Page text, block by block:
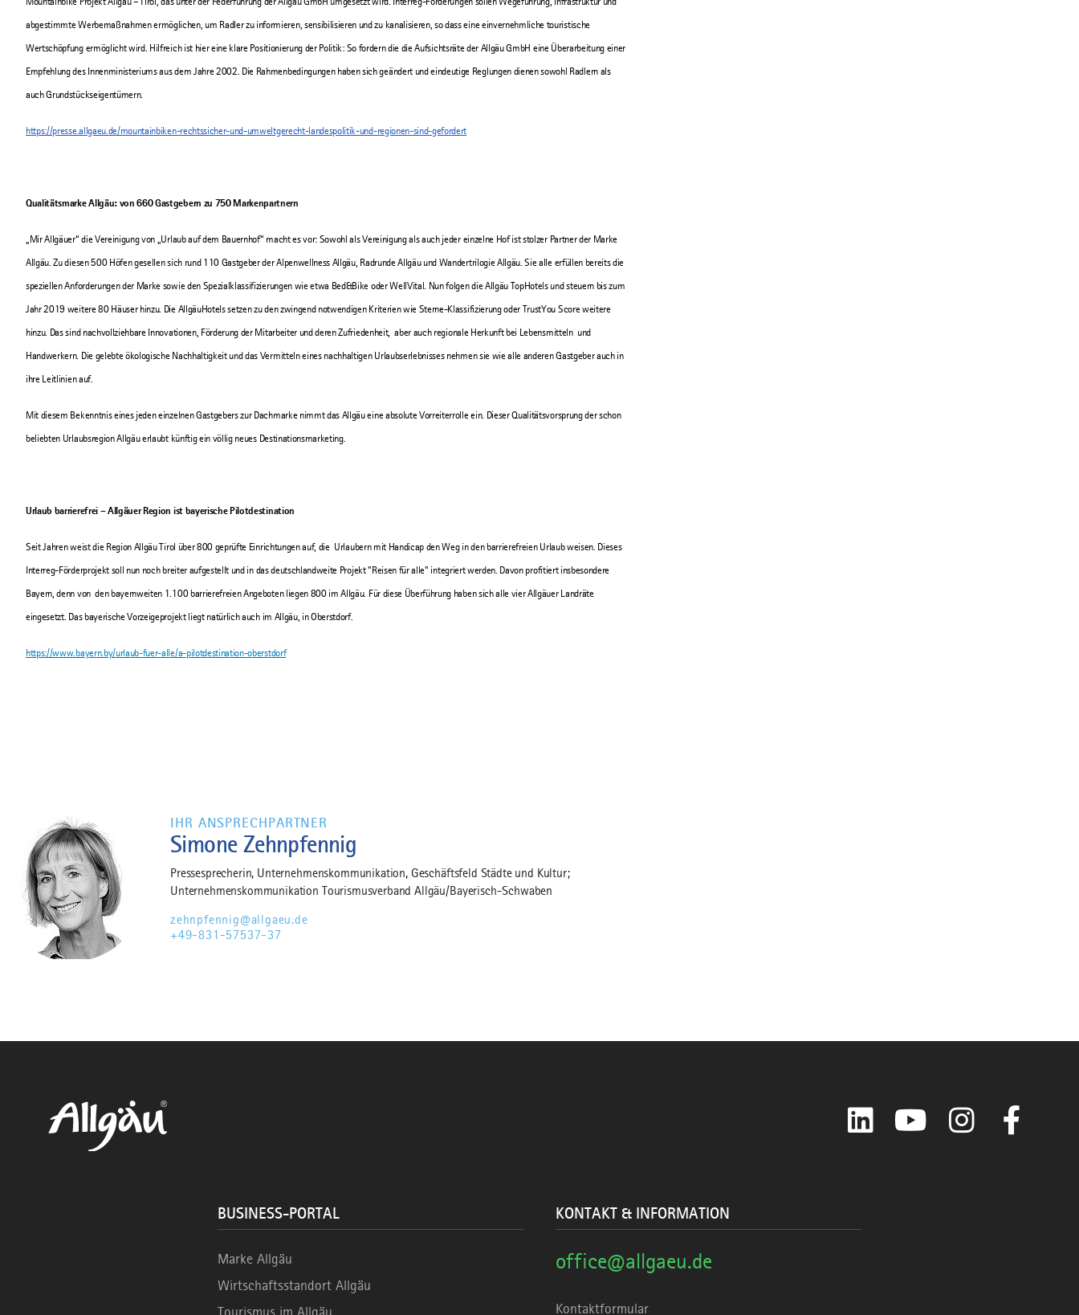
abgestimmte Werbemaßnahmen ermöglichen, um Radler zu informieren, sensibilisieren und zu kanalisieren, so dass eine einvernehmliche touristische
Wertschöpfung ermöglicht wird. Hilfreich ist hier eine klare Positionierung der Politik: So fordern die die Aufsichtsräte der Allgäu GmbH eine Überarbeitung einer
Empfehlung des Innenministeriums aus dem Jahre 2002. Die Rahmenbedingungen haben sich geändert und eindeutige Reglungen dienen sowohl Radlern als
auch Grundstückseigentümern.
https://presse.allgaeu.de/mountainbiken-rechtssicher-und-umweltgerecht-landespolitik-und-regionen-sind-gefordert
Qualitätsmarke Allgäu: von 660 Gastgebern zu 750 Markenpartnern
„Mir Allgäuer“ die Vereinigung von „Urlaub auf dem Bauernhof“ macht es vor: Sowohl als Vereinigung als auch jeder einzelne Hof ist stolzer Partner der Marke
Allgäu. Zu diesen 500 Höfen gesellen sich rund 110 Gastgeber der Alpenwellness Allgäu, Radrunde Allgäu und Wandertrilogie Allgäu. Sie alle erfüllen bereits die
speziellen Anforderungen der Marke sowie den Spezialklassifizierungen wie etwa Bed&Bike oder WellVital. Nun folgen die Allgäu TopHotels und steuern bis zum
Jahr 2019 weitere 80 Häuser hinzu. Die AllgäuHotels setzen zu den zwingend notwendigen Kriterien wie Sterne-Klassifizierung oder TrustYou Score weitere
hinzu. Das sind nachvollziehbare Innovationen, Förderung der Mitarbeiter und deren Zufriedenheit, aber auch regionale Herkunft bei Lebensmitteln und
Handwerkern. Die gelebte ökologische Nachhaltigkeit und das Vermitteln eines nachhaltigen Urlaubserlebnisses nehmen sie wie alle anderen Gastgeber auch in
ihre Leitlinien auf.
Mit diesem Bekenntnis eines jeden einzelnen Gastgebers zur Dachmarke nimmt das Allgäu eine absolute Vorreiterrolle ein. Dieser Qualitätsvorsprung der schon
beliebten Urlaubsregion Allgäu erlaubt künftig ein völlig neues Destinationsmarketing.
Urlaub barrierefrei – Allgäuer Region ist bayerische Pilotdestination
Seit Jahren weist die Region Allgäu Tirol über 800 geprüfte Einrichtungen auf, die Urlaubern mit Handicap den Weg in den barrierefreien Urlaub weisen. Dieses
Interreg-Förderprojekt soll nun noch breiter aufgestellt und in das deutschlandweite Projekt "Reisen für alle" integriert werden. Davon profitiert insbesondere
Bayern, denn von den bayernweiten 1.100 barrierefreien Angeboten liegen 800 im Allgäu. Für diese Überführung haben sich alle vier Allgäuer Landräte
eingesetzt. Das bayerische Vorzeigeprojekt liegt natürlich auch im Allgäu, in Oberstdorf.
https://www.bayern.by/urlaub-fuer-alle/a-pilotdestination-oberstdorf
IHR ANSPRECHPARTNER
Simone Zehnpfennig
Pressesprecherin, Unternehmenskommunikation, Geschäftsfeld Städte und Kultur;
Unternehmenskommunikation Tourismusverband Allgäu/Bayerisch-Schwaben
zehnpfennig@allgaeu.de
+49-831-57537-37
LinkedIn YouTube Instagram
BUSINESS-PORTAL
Marke Allgäu
Wirtschaftsstandort Allgäu
Tourismus im Allgäu
KONTAKT & INFORMATION
office@allgaeu.de
Kontaktformular